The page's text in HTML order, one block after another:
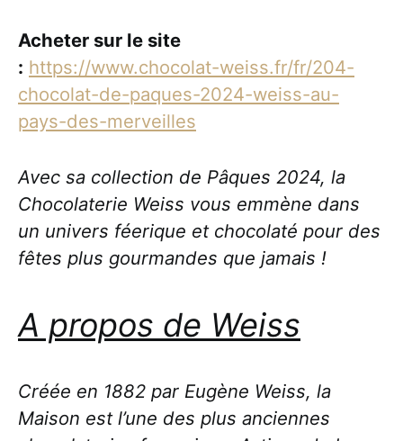
Acheter sur le site
: https://www.chocolat-weiss.fr/fr/204-
chocolat-de-paques-2024-weiss-au-
pays-des-merveilles
Avec sa collection de Pâques 2024, la
Chocolaterie Weiss vous emmène dans
un univers féerique et chocolaté pour des
fêtes plus gourmandes que jamais !
A propos de Weiss
Créée en 1882 par Eugène Weiss, la
Maison est l’une des plus anciennes